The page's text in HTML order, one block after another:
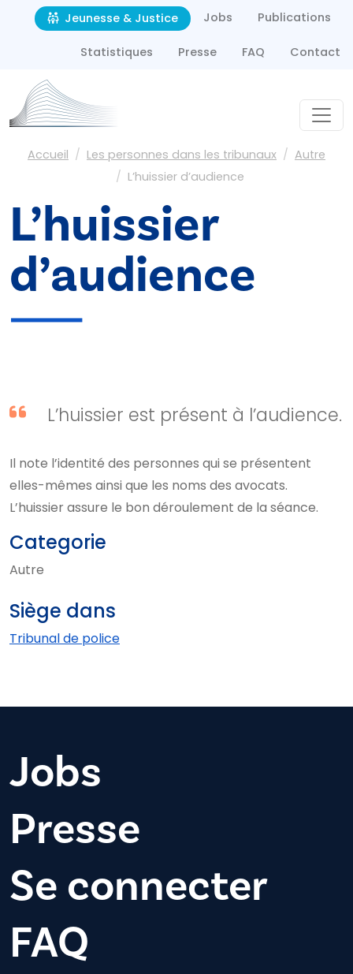
Aller au contenu principal
Second navigation
Jeunesse & Justice Jobs Publications
Statistiques Presse FAQ Contact
Fil d'Ariane
Accueil Les personnes dans les tribunaux
Autre
L’huissier d’audience
L’huissier
d’audience
L’huissier est présent à l’audience.
Il note l’identité des personnes qui se présentent
elles-mêmes ainsi que les noms des avocats.
L’huissier assure le bon déroulement de la séance.
Categorie
Autre
Siège dans
Tribunal de police
Jobs
Presse
Se connecter
FAQ